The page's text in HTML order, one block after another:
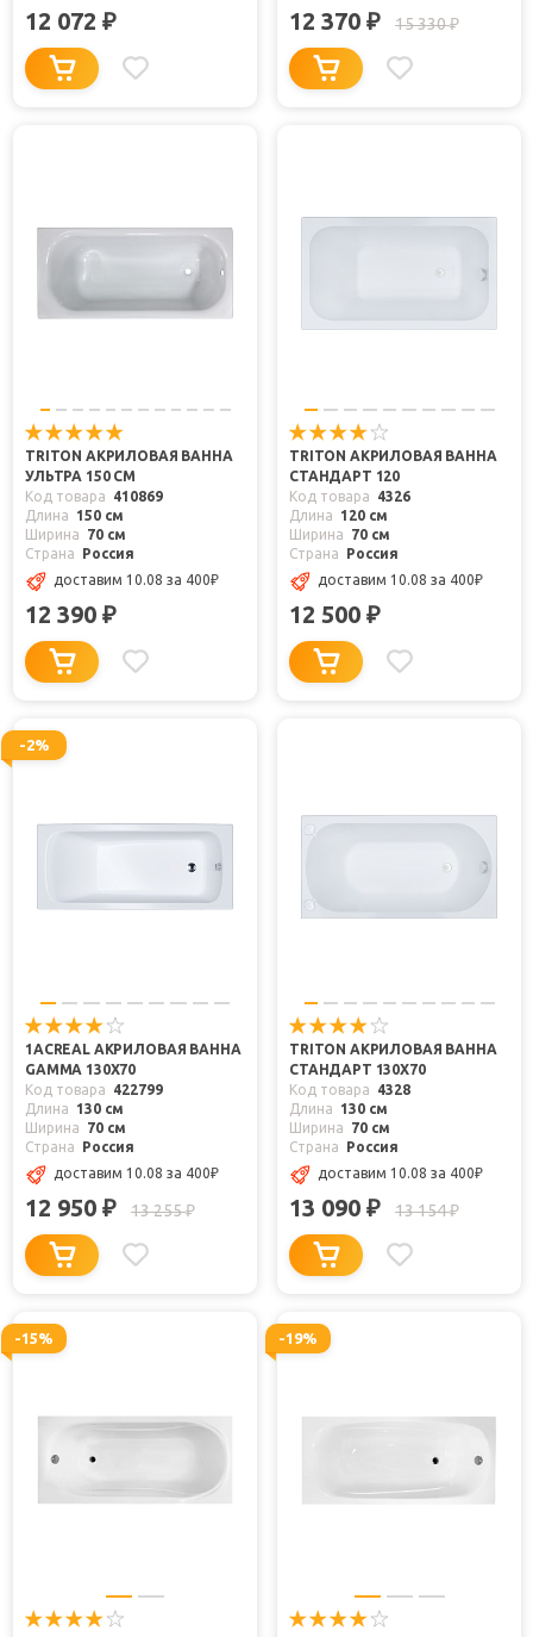
12 072 ₽ 12 370 ₽ 15 330₽
TRITON АКРИЛОВАЯ ВАННА
УЛЬТРА 150 СМ
Код товара
410869
Длина
150 см
Ширина
70 см
Страна
Россия
доставим 10.08 за 400₽
12 390 ₽
TRITON АКРИЛОВАЯ ВАННА
СТАНДАРТ 120
Код товара
4326
Длина
120 см
Ширина
70 см
Страна
Россия
доставим 10.08 за 400₽
12 500 ₽
-2%
1ACREAL АКРИЛОВАЯ ВАННА
GAMMA 130X70
Код товара
422799
Длина
130 см
Ширина
70 см
Страна
Россия
доставим 10.08 за 400₽
12 950 ₽ 13 255₽
TRITON АКРИЛОВАЯ ВАННА
СТАНДАРТ 130X70
Код товара
4328
Длина
130 см
Ширина
70 см
Страна
Россия
доставим 10.08 за 400₽
13 090 ₽ 13 154₽
-15% -19%